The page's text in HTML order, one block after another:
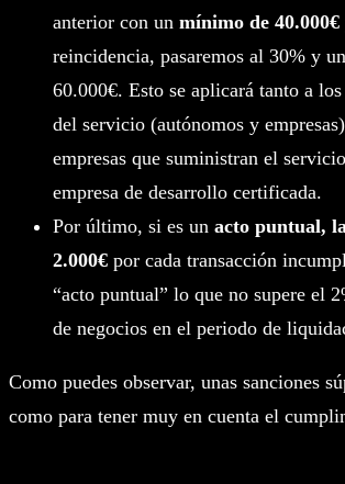
anterior con un mínimo de 40.000€
reincidencia, pasaremos al 30% y
60.000€. Esto se aplicará tanto a
del servicio (autónomos y
empresas que suministran el
empresa de desarrollo certificada.
Por último, si es un acto puntual,
2.000€ por cada transacción
“acto puntual” lo que no supere el
de negocios en el periodo de
Como puedes observar, unas sanciones
como para tener muy en cuenta el